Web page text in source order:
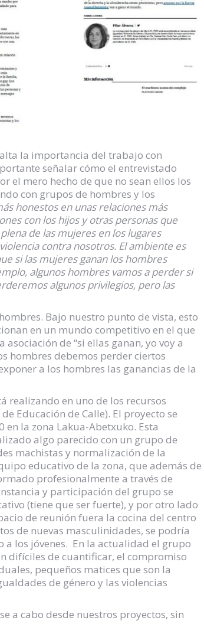
la importancia del trabajo con
señalar cómo el entrevistado
el mero hecho de que no sean ellos los
con grupos de hombres y los
honestos en unas relaciones más
con los hijos y otras personas que
de las mujeres en los lugares
contra nosotros. El ambiente es
si las mujeres ganan los hombres
algunos hombres vamos a perder si
algunos privilegios, pero las
Bajo nuestro punto de vista, esto
en un mundo competitivo en el que
de “si ellas ganan, yo voy a
hombres debemos perder ciertos
a los hombres las ganancias de la
realizando en uno de los recursos
Educación de Calle). El proyecto se
la zona Lakua-Abetxuko. Esta
algo parecido con un grupo de
machistas y normalización de la
educativo de la zona, que además de
profesionalmente a través de
y participación del grupo se
(tiene que ser fuerte), y por otro lado
de reunión fuera la cocina del centro
de nuevas masculinidades, se podría
a los jóvenes. En la actualidad el grupo
difíciles de cuantificar, el compromiso
pequeños matices que son la
de género y las violencias
a cabo desde nuestros proyectos, sin